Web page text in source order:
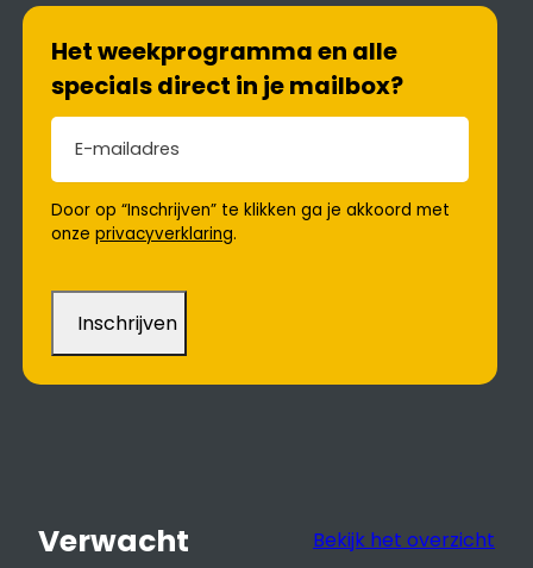
Het weekprogramma en alle
specials direct in je mailbox?
E-mailadres
Door op “Inschrijven” te klikken ga je akkoord met
onzeprivacyverklaring.
Verwacht Bekijk het overzicht